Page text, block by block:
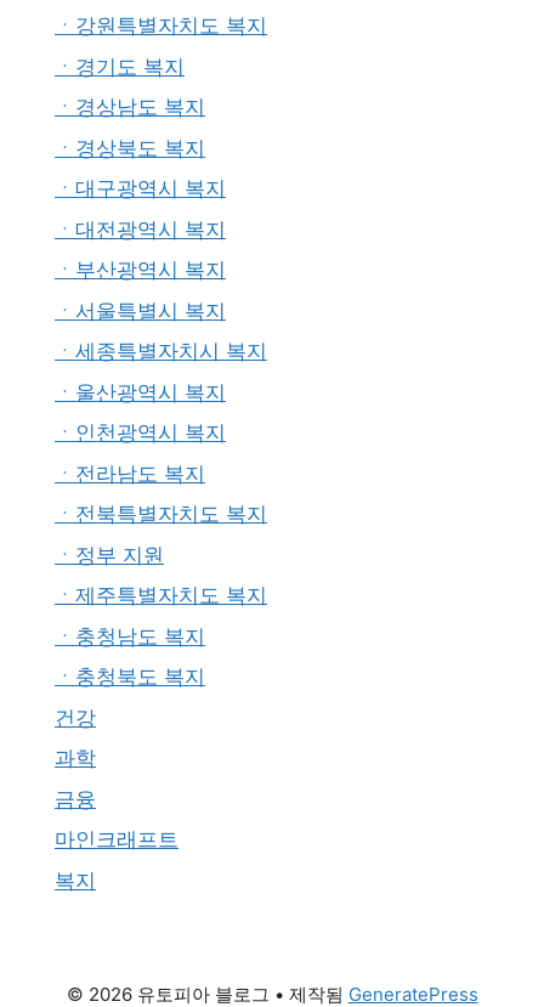
ㆍ강원특별자치도 복지
ㆍ경기도 복지
ㆍ경상남도 복지
ㆍ경상북도 복지
ㆍ대구광역시 복지
ㆍ대전광역시 복지
ㆍ부산광역시 복지
ㆍ서울특별시 복지
ㆍ세종특별자치시 복지
ㆍ울산광역시 복지
ㆍ인천광역시 복지
ㆍ전라남도 복지
ㆍ전북특별자치도 복지
ㆍ정부 지원
ㆍ제주특별자치도 복지
ㆍ충청남도 복지
ㆍ충청북도 복지
건강
과학
금융
마인크래프트
복지
© 2026 유토피아 블로그 • 제작됨 GeneratePress